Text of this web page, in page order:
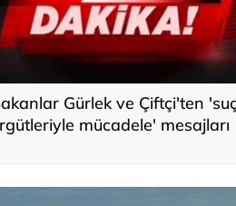
Gürlek ve Çiftçi'ten
mücadele' mesajları